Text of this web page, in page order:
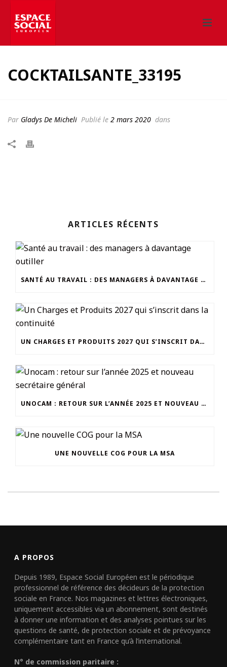
COCKTAILSANTE_33195
Par Gladys De Micheli Publié le 2 mars 2020 dans
ARTICLES RÉCENTS
SANTÉ AU TRAVAIL : DES MANAGERS À DAVANTAGE OUTILLER
UN CHARGES ET PRODUITS 2027 QUI S’INSCRIT DANS LA CONTINUITÉ
UNOCAM : RETOUR SUR L’ANNÉE 2025 ET NOUVEAU SECRÉTAIRE GÉNÉRAL
UNE NOUVELLE COG POUR LA MSA
A PROPOS
Depuis 1989, Espace Social Européen est le périodique
professionnel de référence des décideurs de la protection
sociale en France. Nos magazines et lettres électroniques,
uniquement accessibles via un abonnement, sont destinés
à donner une information et des analyses pointues sur les
questions de santé, de protection sociale et de prévoyance
complémentaire tant en France qu’à l’international.
N° de commission paritaire :